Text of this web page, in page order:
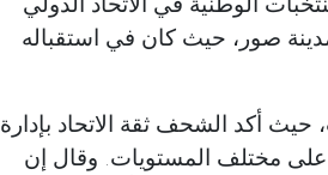
صور، حيث كان في استقباله
أكد الشحف ثقة الاتحاد بإدارة
على مختلف المستويات. وقال إن